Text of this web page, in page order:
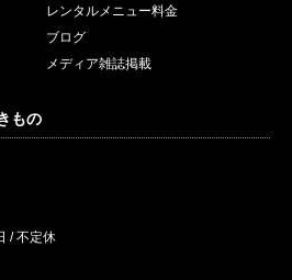
レンタルメニュー料金
ブログ
メディア雑誌掲載
もの
/ 不定休